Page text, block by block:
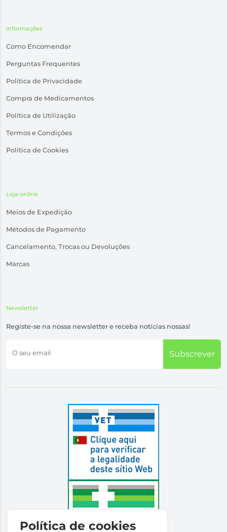
Informações
Como Encomendar
Perguntas Frequentes
Política de Privacidade
Compra de Medicamentos
Política de Utilização
Termos e Condições
Política de Cookies
Loja online
Meios de Expedição
Métodos de Pagamento
Cancelamento, Trocas ou Devoluções
Marcas
Newsletter
Registe-se na nossa newsletter e receba notícias nossas!
O seu email Subscrever
Política de cookies